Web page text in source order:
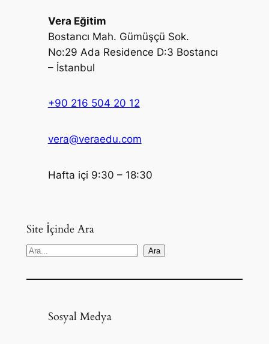
Vera Eğitim
Bostancı Mah. Gümüşçü Sok.
No:29 Ada Residence D:3 Bostancı
– İstanbul
+90 216 504 20 12
vera@veraedu.com
Hafta içi 9:30 – 18:30
Site İçinde Ara
S
a
Ara
Sosyal Medya